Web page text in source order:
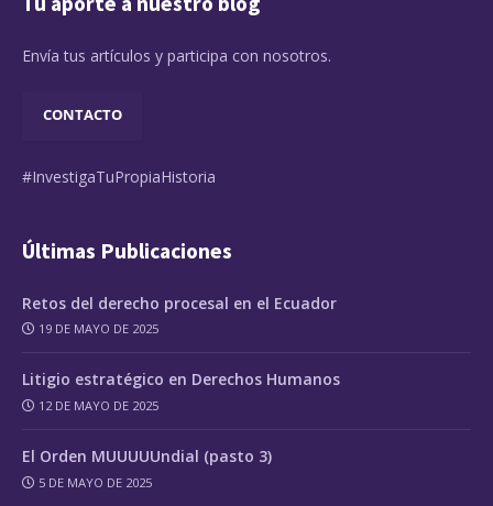
Envía tus artículos y participa con nosotros.
CONTACTO
#InvestigaTuPropiaHistoria
Últimas Publicaciones
Retos del derecho procesal en el Ecuador
19 DE MAYO DE 2025
Litigio estratégico en Derechos Humanos
12 DE MAYO DE 2025
El Orden MUUUUUndial (pasto 3)
5 DE MAYO DE 2025